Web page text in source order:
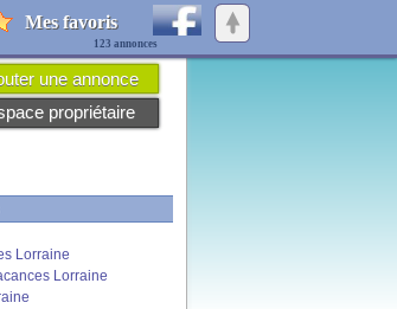
Lorraine
Lorraine
une annonce
propriétaire
Mes favoris
123 annonces